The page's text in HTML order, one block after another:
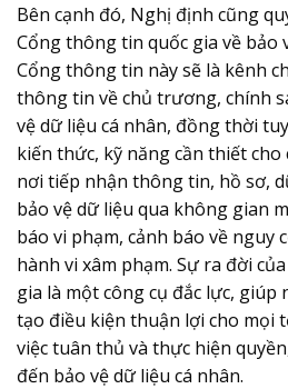
Bên cạnh đó, Nghị định cũng
Cổng thông tin quốc gia về bảo
Cổng thông tin này sẽ là kênh
thông tin về chủ trương, chính
vệ dữ liệu cá nhân, đồng thời
kiến thức, kỹ năng cần thiết
nơi tiếp nhận thông tin, hồ sơ,
bảo vệ dữ liệu qua không gian
báo vi phạm, cảnh báo về nguy
hành vi xâm phạm. Sự ra đời
gia là một công cụ đắc lực, giúp
tạo điều kiện thuận lợi cho mọi
việc tuân thủ và thực hiện
đến bảo vệ dữ liệu cá nhân.